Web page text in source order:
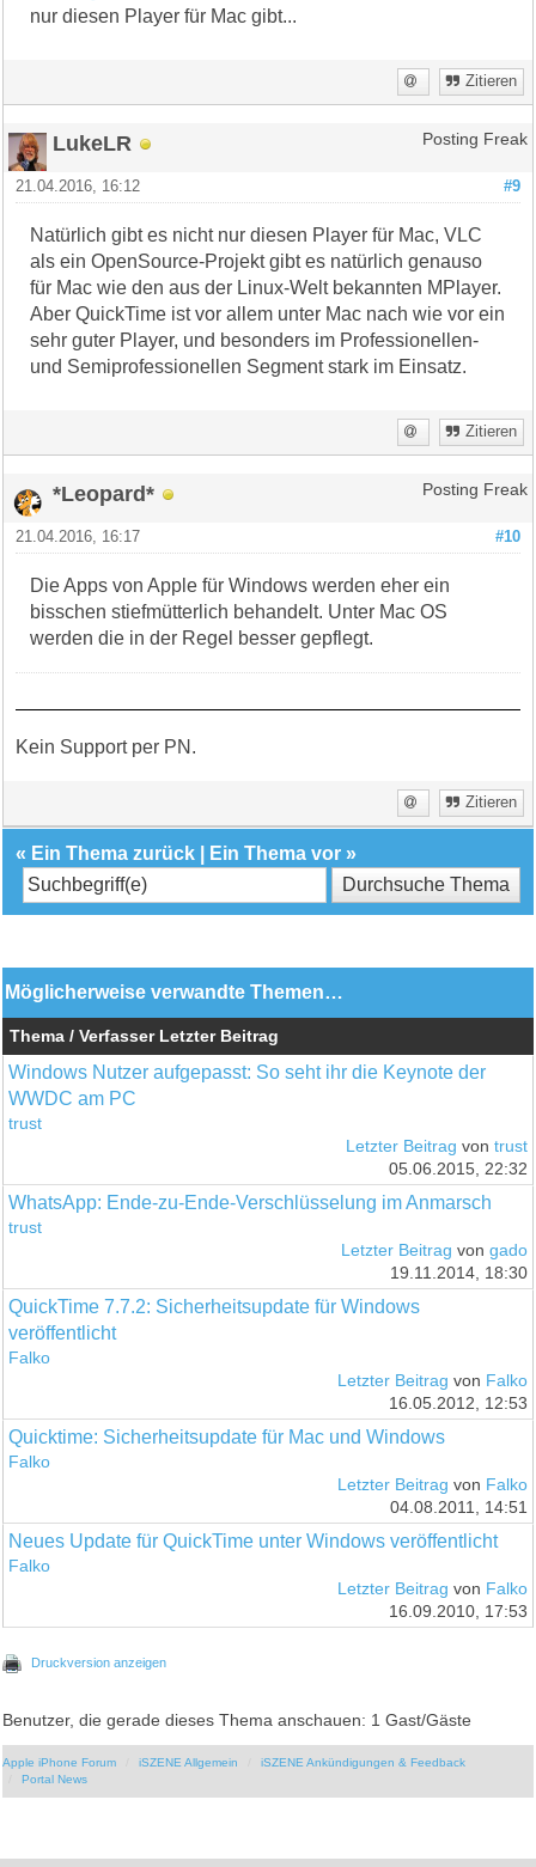
nur diesen Player für Mac gibt...
Zitieren
LukeLR Posting Freak
#9
21.04.2016, 16:12
Natürlich gibt es nicht nur diesen Player für Mac, VLC
als ein OpenSource-Projekt gibt es natürlich genauso
für Mac wie den aus der Linux-Welt bekannten MPlayer.
Aber QuickTime ist vor allem unter Mac nach wie vor ein
sehr guter Player, und besonders im Professionellen-
und Semiprofessionellen Segment stark im Einsatz.
Zitieren
*Leopard* Posting Freak
#10
21.04.2016, 16:17
Die Apps von Apple für Windows werden eher ein
bisschen stiefmütterlich behandelt. Unter Mac OS
werden die in der Regel besser gepflegt.
Kein Support per PN.
Zitieren
« Ein Thema zurück Ein Thema vor »
Möglicherweise verwandte Themen…
Thema / Verfasser Letzter Beitrag
Windows Nutzer aufgepasst: So seht ihr die Keynote der
WWDC am PC
trust
Letzter Beitrag von trust
05.06.2015, 22:32
WhatsApp: Ende-zu-Ende-Verschlüsselung im Anmarsch
trust
Letzter Beitrag von gado
19.11.2014, 18:30
QuickTime 7.7.2: Sicherheitsupdate für Windows
veröffentlicht
Falko
Letzter Beitrag von Falko
16.05.2012, 12:53
Quicktime: Sicherheitsupdate für Mac und Windows
Falko
Letzter Beitrag von Falko
04.08.2011, 14:51
Neues Update für QuickTime unter Windows veröffentlicht
Falko
Letzter Beitrag von Falko
16.09.2010, 17:53
Druckversion anzeigen
Benutzer, die gerade dieses Thema anschauen: 1 Gast/Gäste
Apple iPhone Forum iSZENE Allgemein
iSZENE Ankündigungen & Feedback
Portal News